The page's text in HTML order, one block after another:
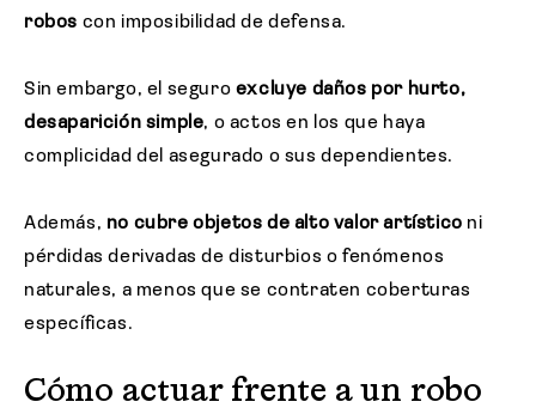
robos con imposibilidad de defensa.
Sin embargo, el seguro excluye daños por hurto,
desaparición simple, o actos en los que haya
complicidad del asegurado o sus dependientes.
Además, no cubre objetos de alto valor artístico ni
pérdidas derivadas de disturbios o fenómenos
naturales, a menos que se contraten coberturas
específicas.
Cómo actuar frente a un robo